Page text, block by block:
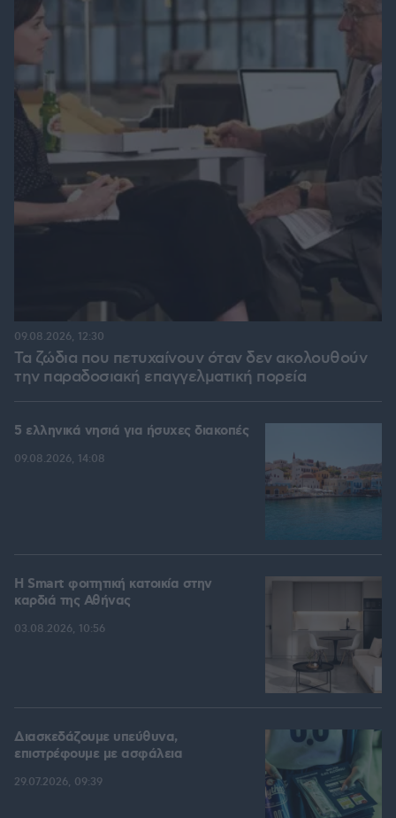
Τα ζώδια που πετυχαίνουν όταν δεν ακολουθούν
την παραδοσιακή επαγγελματική πορεία
09.08.2026, 12:30
5 ελληνικά νησιά για ήσυχες διακοπές
09.08.2026, 14:08
Η Smart φοιτητική κατοικία στην
καρδιά της Αθήνας
03.08.2026, 10:56
Διασκεδάζουμε υπεύθυνα,
επιστρέφουμε με ασφάλεια
29.07.2026, 09:39